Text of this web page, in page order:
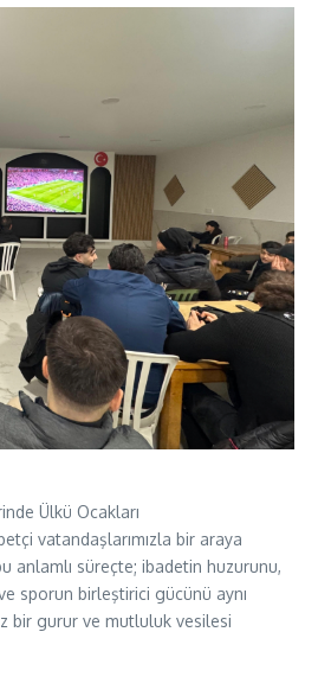
Ülkü Ocakları
vatandaşlarımızla bir araya
anlamlı süreçte; ibadetin huzurunu,
sporun birleştirici gücünü aynı
bir gurur ve mutluluk vesilesi